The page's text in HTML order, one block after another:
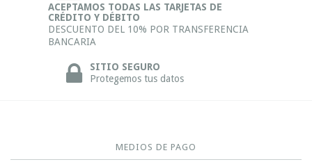
ACEPTAMOS TODAS LAS TARJETAS DE
CRÉDITO Y DÉBITO
DESCUENTO DEL 10% POR TRANSFERENCIA
BANCARIA
SITIO SEGURO
Protegemos tus datos
MEDIOS DE PAGO